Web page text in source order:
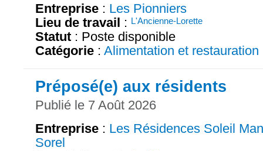
Entreprise : Les Pionniers
Lieu de travail : L'Ancienne-Lorette
Statut : Poste disponible
Catégorie : Alimentation et restauration
Préposé(e) aux résidents
Publié le 7 Août 2026
Entreprise : Les Résidences Soleil
Sorel